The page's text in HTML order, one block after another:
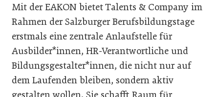
Mit der EAKON bietet Talents & Company im
Rahmen der Salzburger Berufsbildungstage
erstmals eine zentrale Anlaufstelle für
Ausbilder*innen, HR-Verantwortliche und
Bildungsgestalter*innen, die nicht nur auf
dem Laufenden bleiben, sondern aktiv